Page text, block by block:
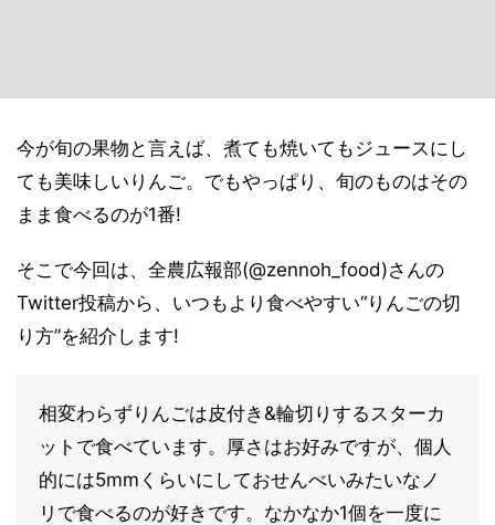
今が旬の果物と言えば、煮ても焼いてもジュースにし
ても美味しいりんご。でもやっぱり、旬のものはその
まま食べるのが1番!
そこで今回は、全農広報部(@zennoh_food)さんの
Twitter投稿から、いつもより食べやすい“りんごの切
り方”を紹介します!
相変わらずりんごは皮付き&輪切りするスターカ
ットで食べています。厚さはお好みですが、個人
的には5mmくらいにしておせんべいみたいなノ
リで食べるのが好きです。なかなか1個を一度に